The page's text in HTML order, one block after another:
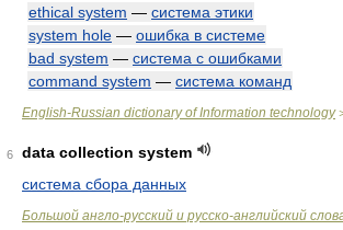
ethical system — система этики
system hole — ошибка в системе
bad system — система с ошибками
command system — система команд
English-Russian dictionary of Information technology
6
data collection system
система сбора данных
Большой англо-русский и русско-английский